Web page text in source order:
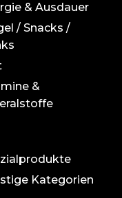
& Ausdauer
/ Snacks /
&
Kategorien